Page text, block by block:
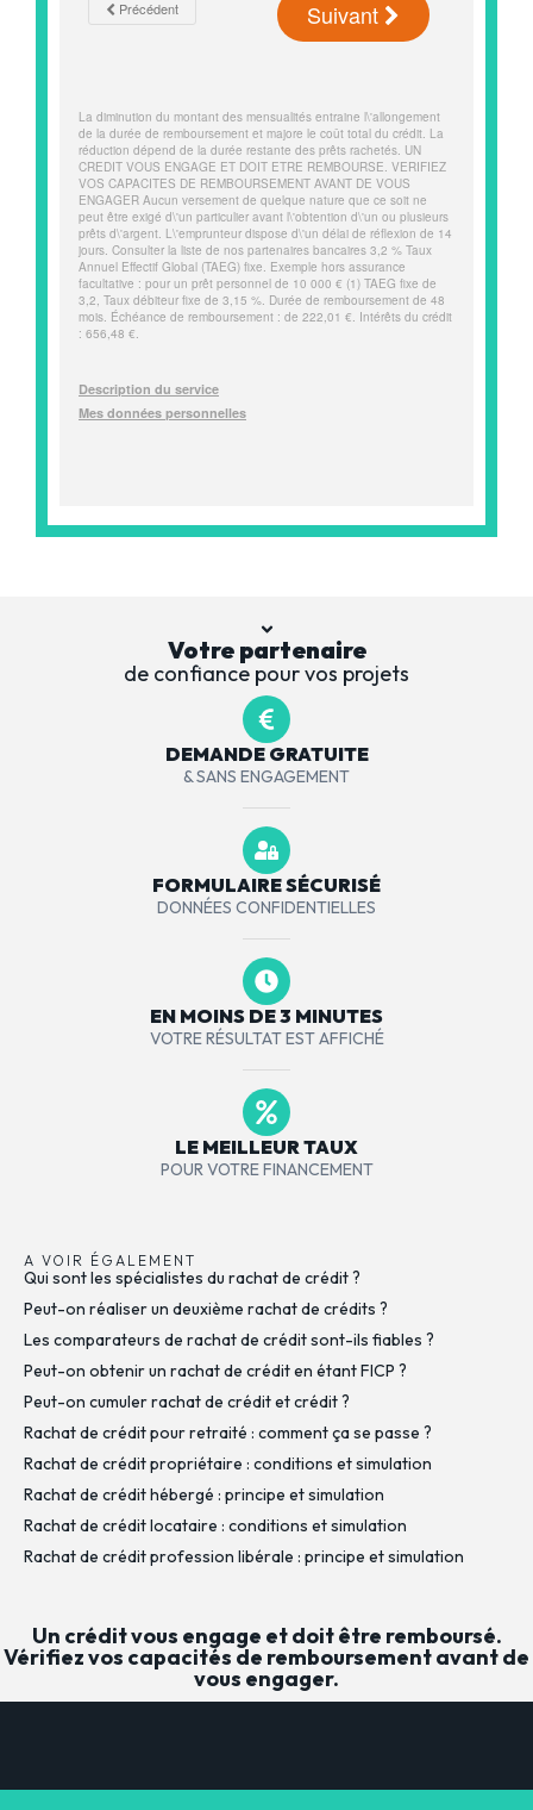
Votre partenaire
de confiance pour vos projets
DEMANDE GRATUITE
& SANS ENGAGEMENT
FORMULAIRE SÉCURISÉ
DONNÉES CONFIDENTIELLES
EN MOINS DE 3 MINUTES
VOTRE RÉSULTAT EST AFFICHÉ
LE MEILLEUR TAUX
POUR VOTRE FINANCEMENT
A VOIR ÉGALEMENT
Qui sont les spécialistes du rachat de crédit ?
Peut-on réaliser un deuxième rachat de crédits ?
Les comparateurs de rachat de crédit sont-ils fiables ?
Peut-on obtenir un rachat de crédit en étant FICP ?
Peut-on cumuler rachat de crédit et crédit ?
Rachat de crédit pour retraité : comment ça se passe ?
Rachat de crédit propriétaire : conditions et simulation
Rachat de crédit hébergé : principe et simulation
Rachat de crédit locataire : conditions et simulation
Rachat de crédit profession libérale : principe et simulation
Un crédit vous engage et doit être remboursé.
Vérifiez vos capacités de remboursement avant de
vous engager.